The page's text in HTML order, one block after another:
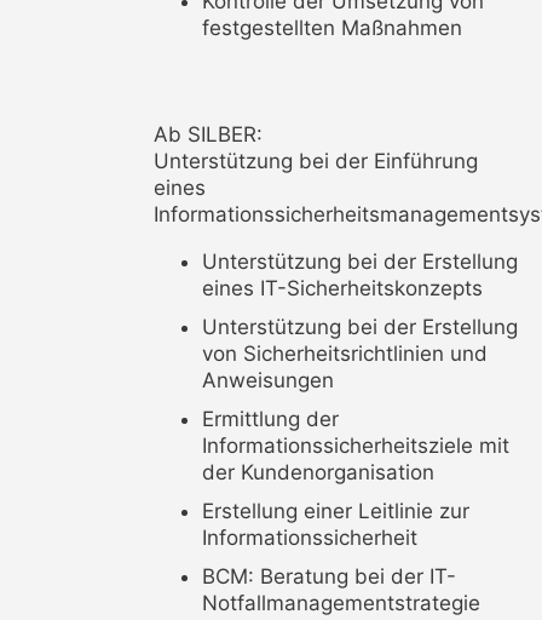
festgestellten Maßnahmen
Ab SILBER:
Unterstützung bei der Einführung
eines
Unterstützung bei der Erstellung
eines IT-Sicherheitskonzepts
Unterstützung bei der Erstellung
von Sicherheitsrichtlinien und
Anweisungen
Ermittlung der
Informationssicherheitsziele mit
der Kundenorganisation
Erstellung einer Leitlinie zur
Informationssicherheit
BCM: Beratung bei der IT-
Notfallmanagementstrategie